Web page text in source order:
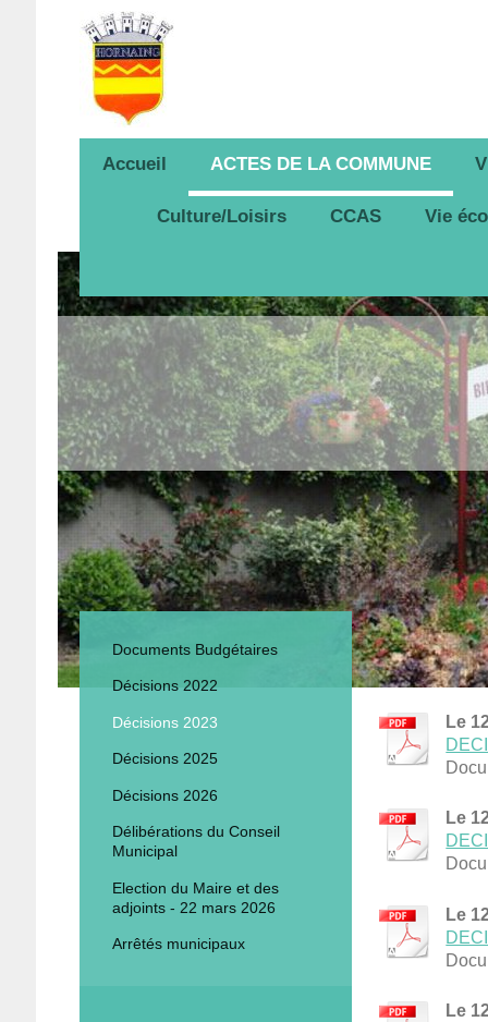
Accueil ACTES DE LA COMMUNE
Culture/Loisirs CCAS Vie
Le
Le
Le
Le
Documents Budgétaires
Décisions 2022
Décisions 2023
Décisions 2025
Décisions 2026
Délibérations du Conseil
Municipal
Election du Maire et des
adjoints - 22 mars 2026
Arrêtés municipaux